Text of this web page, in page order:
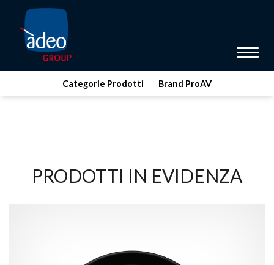
Toggle
Categorie Prodotti Brand ProAV
PRODOTTI IN EVIDENZA